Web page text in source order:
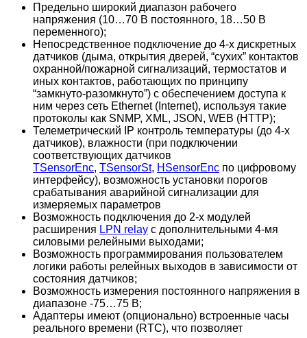
Предельно широкий диапазон рабочего
напряжения (10…70 В постоянного, 18…50 В
переменного);
Непосредственное подключение до 4-х дискретных
датчиков (дыма, открытия дверей, “сухих” контактов
охранной/пожарной сигнализаций, термостатов и
иных контактов, работающих по принципу
“замкнуто-разомкнуто”) с обеспечением доступа к
ним через сеть Ethernet (Internet), используя такие
протоколы как SNMP, XML, JSON, WEB (HTTP);
Телеметрический IP контроль температуры (до 4-х
датчиков), влажности (при подключении
соответствующих датчиков
TSensorEnc, TSensorSt, HSensorEnc по цифровому
интерфейсу), возможность установки порогов
срабатывания аварийной сигнализации для
измеряемых параметров
Возможность подключения до 2-х модулей
расширения LPN relay с дополнительными 4-мя
силовыми релейными выходами;
Возможность программирования пользователем
логики работы релейных выходов в зависимости от
состояния датчиков;
Возможность измерения постоянного напряжения в
диапазоне -75…75 В;
Адаптеры имеют (опционально) встроенные часы
реального времени (RTC), что позволяет